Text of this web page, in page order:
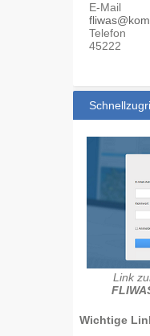
E-Mail
Telefon
45222
Link
Wichtige